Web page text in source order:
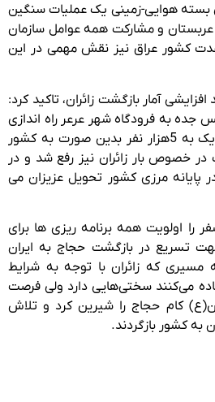
بسته هوایی-زمینی یک عملیات سنگین
و مشارکت همه عوامل سازمان
کشور عراق نیز نقش مهمی در این
افزایشی آمار بازگشت زائران، تاکید کرد:
جده به فرودگاه شهر عرعر راه اندازی
شد و هم اکنون روزانه نزدیک به 5هزار نفر بدین صورت به کشور
در خصوص بار زائران نیز رفع شد و در
پایانه مرزی کشور تحویل عزیزان می
را اولویت همه برنامه ریزی ها برای
تسریع در بازگشت حجاج به ایران
مسیری که زائران با توجه به شرایط
می‌کنند سختی‌هایی دارد ولی فرصت
کام حجاج را شیرین کرد و تلاش